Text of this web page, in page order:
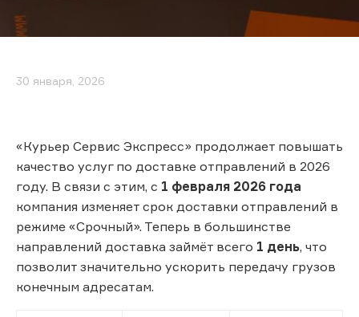
30 января, 2026
«Курьер Сервис Экспресс» продолжает повышать
качество услуг по доставке отправлений в 2026
году. В связи с этим, с 1 февраля 2026 года
компания изменяет срок доставки отправлений в
режиме «Срочный». Теперь в большинстве
направлений доставка займёт всего 1 день, что
позволит значительно ускорить передачу грузов
конечным адресатам.